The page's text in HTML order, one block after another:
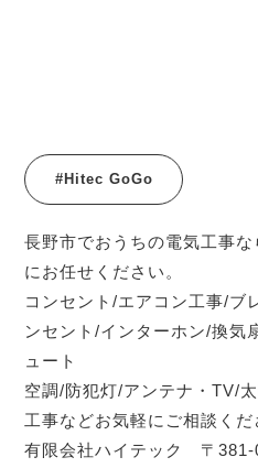
#Hitec GoGo
長野市でおうちの電気工事
にお任せください。
コンセント/エアコン工事/ブ
ンセント/インターホン/換気
ュート
空調/防犯灯/アンテナ・TV/
工事などお気軽にご相談くだ
有限会社ハイテック 〒381-